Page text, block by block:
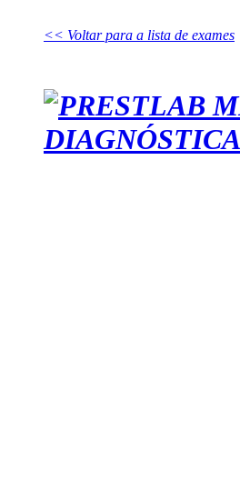
<< Voltar para a lista de exames